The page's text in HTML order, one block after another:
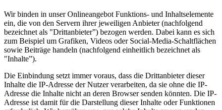
Wir binden in unser Onlineangebot Funktions- und Inhaltselemente
ein, die von den Servern ihrer jeweiligen Anbieter (nachfolgend
bezeichnet als "Drittanbieter”) bezogen werden. Dabei kann es sich
zum Beispiel um Grafiken, Videos oder Social-Media-Schaltflächen
sowie Beiträge handeln (nachfolgend einheitlich bezeichnet als
"Inhalte”).
Die Einbindung setzt immer voraus, dass die Drittanbieter dieser
Inhalte die IP-Adresse der Nutzer verarbeiten, da sie ohne die IP-
Adresse die Inhalte nicht an deren Browser senden könnten. Die IP-
Adresse ist damit für die Darstellung dieser Inhalte oder Funktionen